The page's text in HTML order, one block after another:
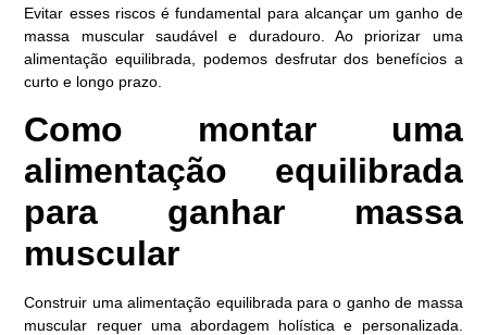
Evitar esses riscos é fundamental para alcançar um ganho de
massa muscular saudável e duradouro. Ao priorizar uma
alimentação equilibrada, podemos desfrutar dos benefícios a
curto e longo prazo.
Como montar uma
alimentação equilibrada
para ganhar massa
muscular
Construir uma alimentação equilibrada para o ganho de massa
muscular requer uma abordagem holística e personalizada.